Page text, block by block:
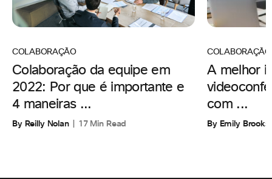
COLABORAÇÃO
Colaboração da equipe em
2022: Por que é importante e
4 maneiras ...
By Reilly Nolan 17 Min Read
COLABORAÇÃO
A melhor
com ...
By Emily Brooks